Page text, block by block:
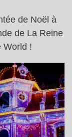
de Noël à
de La Reine
World !